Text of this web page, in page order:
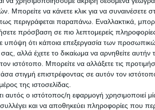
να κάνετε κλικ για να συναινέσετε
περιγράφεται παραπάνω. Εναλλακτικά,
πρόσβαση σε πιο λεπτομερείς πληροφορίες
υπόψη ότι κάποια επεξεργασία των
αλλά έχετε το δικαίωμα να αρνηθείτε
ιστότοπο. Μπορείτε να αλλάξετε τις
στιγμή επιστρέφοντας σε αυτόν τον
της ιστοσελίδας.
αυτός ο ιστότοπος/η εφαρμογή χρησιμοποιεί
και να αποθηκεύει πληροφορίες που